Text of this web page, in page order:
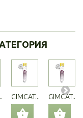
GIMCAT... GIMCAT...